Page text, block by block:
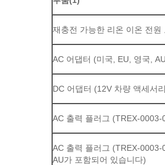
재충전 가능한 리온 이온 전원
AC 어댑터 (미국, EU, 영국,
DC 어댑터 (12V 차량 액세서
AC 출력 플러그 (TREX-0003-
AC 출력 플러그 (TREX-0003-
AU가 포함되어 있습니다)